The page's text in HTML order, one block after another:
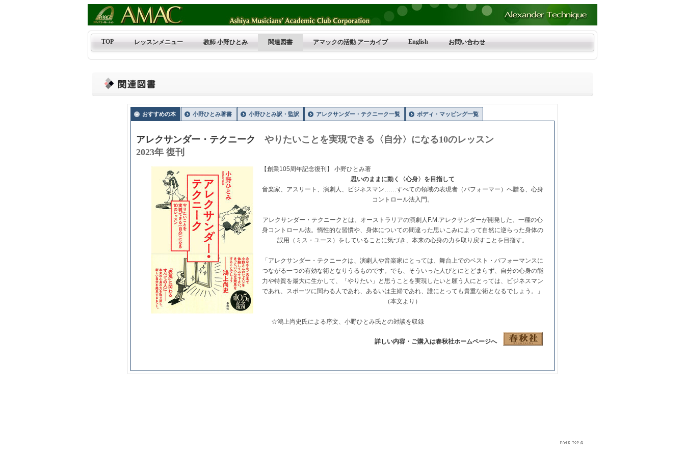
TOP レッスンメニュー 教師 小野ひとみ 関連図書 アマックの活動 アーカイブ English お問い合わせ
おすすめの本 小野ひとみ著書 小野ひとみ訳・監訳 アレクサンダー・テクニーク一覧 ボディ・マッピング一覧
アレクサンダー・テクニーク やりたいことを実現できる〈自分〉になる10のレッスン
2023年 復刊
【創業105周年記念復刊】 小野ひとみ著
思いのままに動く〈心身〉を目指して
音楽家、アスリート、演劇人、ビジネスマン……すべての領域の表現者（パフォーマー）へ贈る、心身
コントロール法入門。
アレクサンダー・テクニークとは、オーストラリアの演劇人F.M.アレクサンダーが開発した、一種の心
身コントロール法。惰性的な習慣や、身体についての間違った思いこみによって自然に逆らった身体の
誤用（ミス・ユース）をしていることに気づき、本来の心身の力を取り戻すことを目指す。
「アレクサンダー・テクニークは、演劇人や音楽家にとっては、舞台上でのベスト・パフォーマンスに
つながる一つの有効な術となりうるものです。でも、そういった人びとにとどまらず、自分の心身の能
力や特質を最大に生かして、「やりたい」と思うことを実現したいと願う人にとっては、ビジネスマン
であれ、スポーツに関わる人であれ、あるいは主婦であれ、誰にとっても貴重な術となるでしょう。」
（本文より）
☆鴻上尚史氏による序文、小野ひとみ氏との対談を収録
詳しい内容・ご購入は春秋社ホームページへ